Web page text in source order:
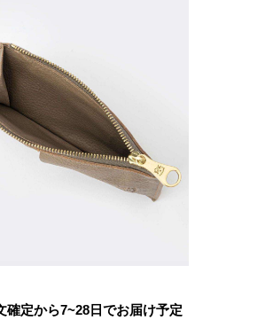
確定から7~28日でお届け予定